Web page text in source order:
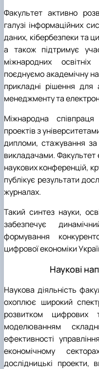
Факультет активно
галузі інформаційних
даних, кібербезпеки та
а також підтримує
міжнародних
поєднуємо академічну
прикладні рішення для
менеджменту та
Міжнародна
проектів з
дипломи, стажування
викладачами. Факультет
наукових конференцій,
публікує результати
журналах.
Такий синтез науки,
забезпечує
формування
цифрової економіки
Наукові
Наукова діяльність
охоплює широкий
розвитком цифрових
моделюванням
ефективності
економічному
дослідницькі проекти,